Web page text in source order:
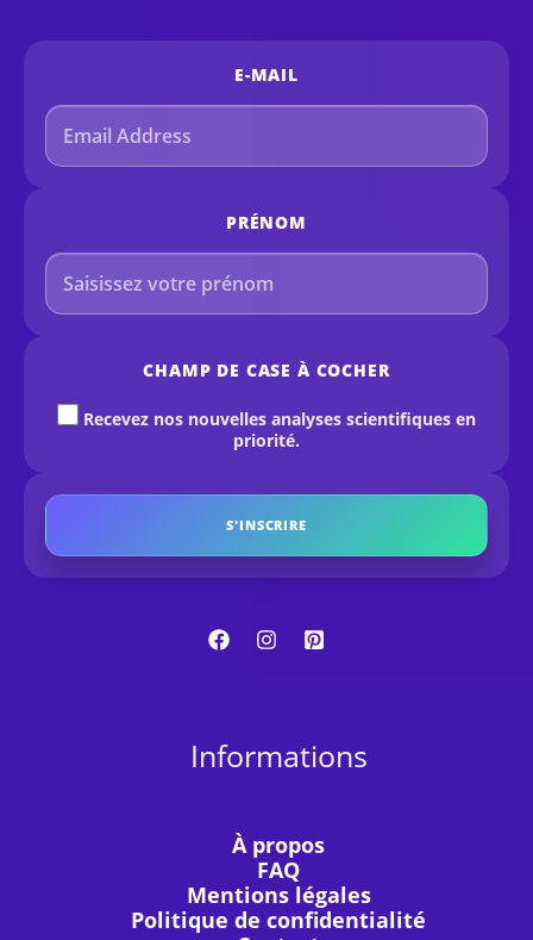
E-MAIL
PRÉNOM
CHAMP DE CASE À COCHER
Recevez nos nouvelles analyses scientifiques en
priorité.
S'INSCRIRE
Informations
À propos
FAQ
Mentions légales
Politique de confidentialité